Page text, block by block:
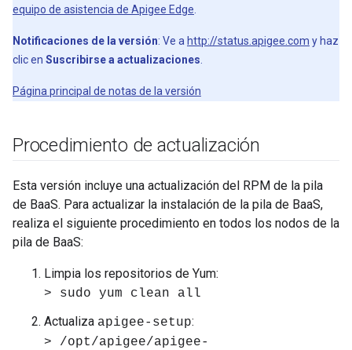
equipo de asistencia de Apigee Edge
Notificaciones de la versión: Ve a http://status.apigee.com y haz
clic en Suscribirse a actualizaciones
Página principal de notas de la versión
Procedimiento de actualización
Esta versión incluye una actualización del RPM de la pila
de BaaS. Para actualizar la instalación de la pila de BaaS,
realiza el siguiente procedimiento en todos los nodos de la
pila de BaaS:
Limpia los repositorios de Yum:
> sudo yum clean all
Actualiza apigee-setup:
> /opt/apigee/apigee-